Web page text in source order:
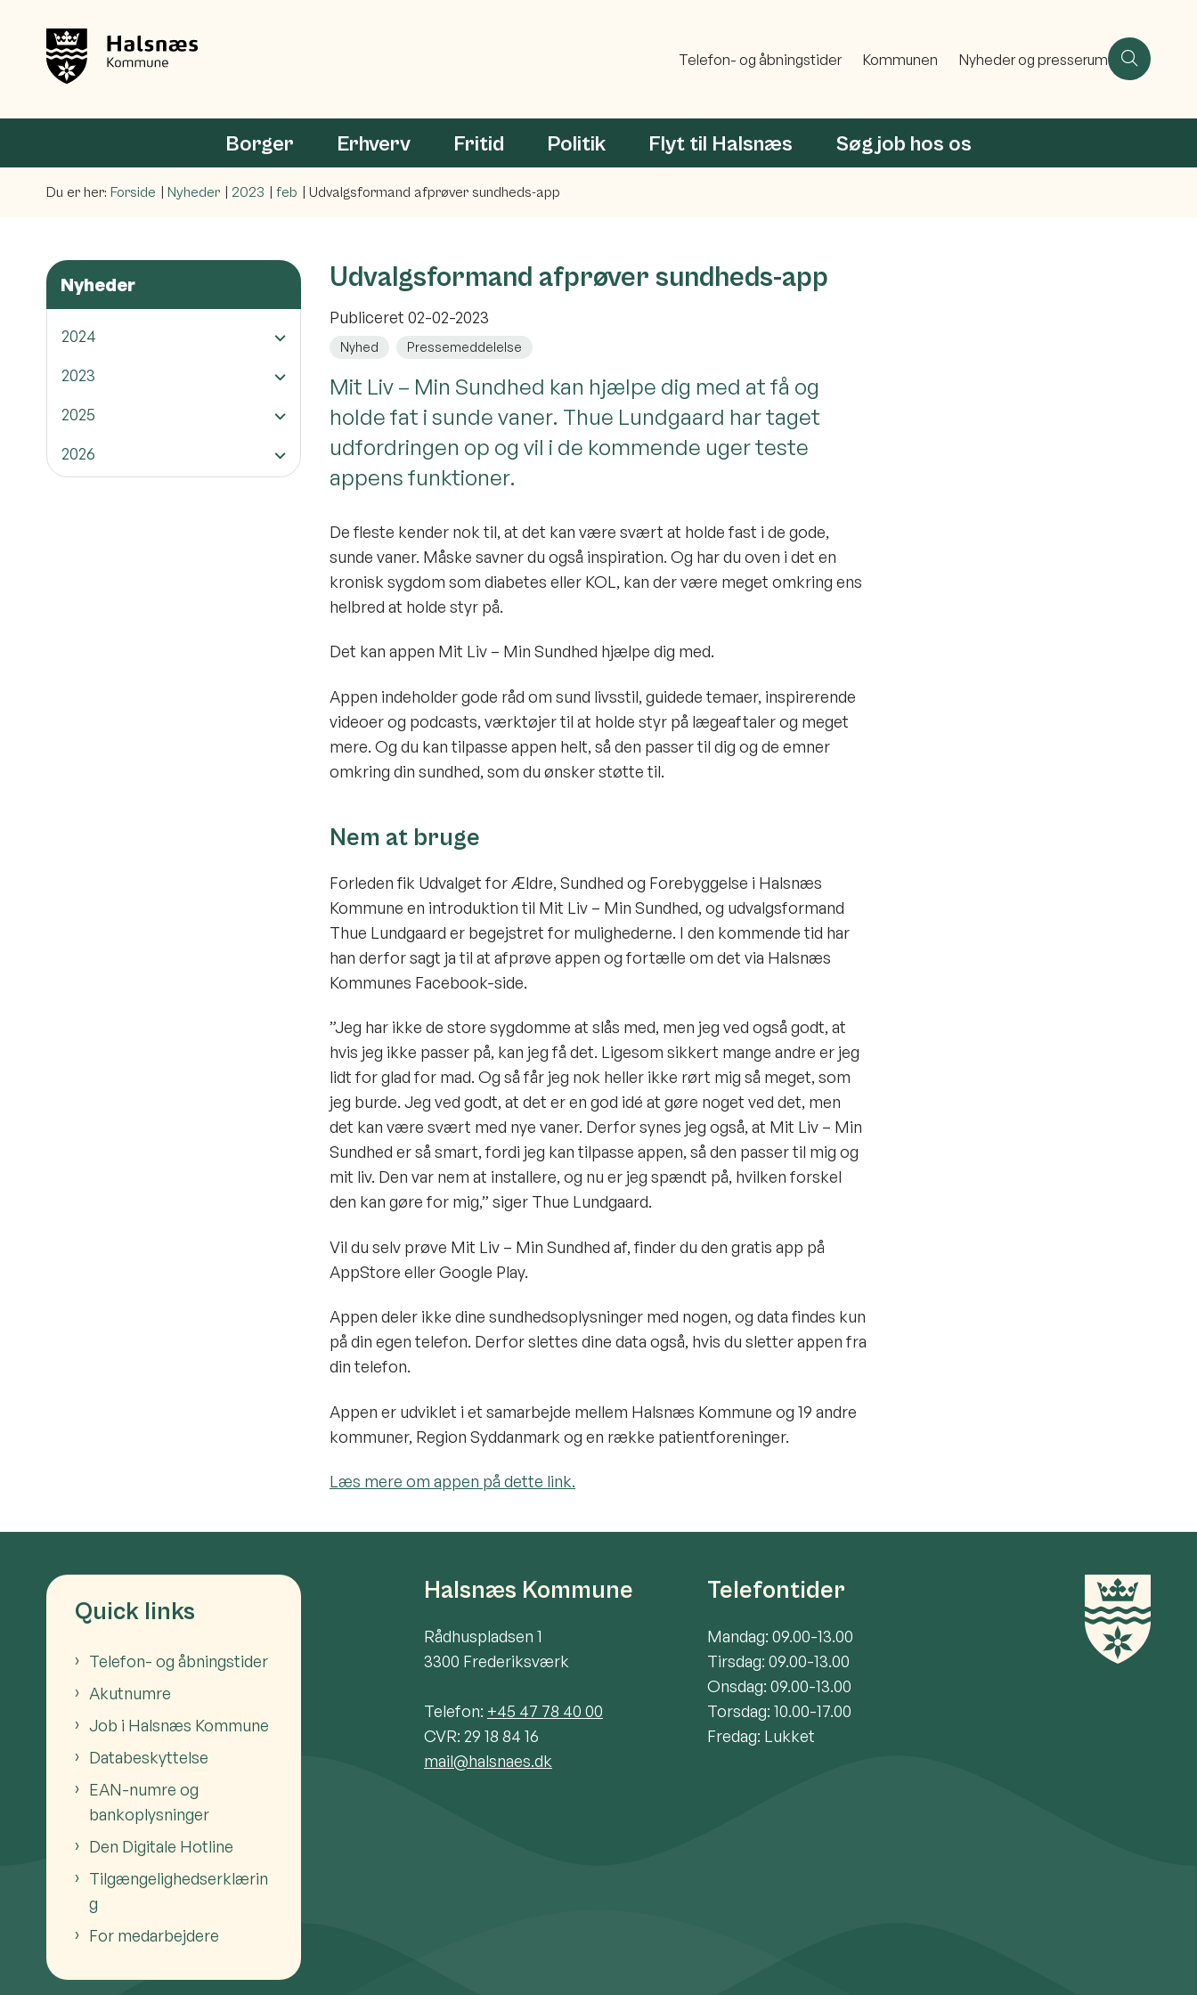
Telefon- og åbningstider Kommunen Nyheder og presserum
Borger Erhverv Fritid Politik Flyt til Halsnæs Søg job hos os
Du er her: Forside Nyheder 2023 feb Udvalgsformand afprøver sundheds-app
Nyheder
2024
2023
2025
2026
Udvalgsformand afprøver sundheds-app
Publiceret 02-02-2023
Nyhed Pressemeddelelse
Mit Liv – Min Sundhed kan hjælpe dig med at få og
holde fat i sunde vaner. Thue Lundgaard har taget
udfordringen op og vil i de kommende uger teste
appens funktioner.
De fleste kender nok til, at det kan være svært at holde fast i de gode,
sunde vaner. Måske savner du også inspiration. Og har du oven i det en
kronisk sygdom som diabetes eller KOL, kan der være meget omkring ens
helbred at holde styr på.
Det kan appen Mit Liv – Min Sundhed hjælpe dig med.
Appen indeholder gode råd om sund livsstil, guidede temaer, inspirerende
videoer og podcasts, værktøjer til at holde styr på lægeaftaler og meget
mere. Og du kan tilpasse appen helt, så den passer til dig og de emner
omkring din sundhed, som du ønsker støtte til.
Nem at bruge
Forleden fik Udvalget for Ældre, Sundhed og Forebyggelse i Halsnæs
Kommune en introduktion til Mit Liv – Min Sundhed, og udvalgsformand
Thue Lundgaard er begejstret for mulighederne. I den kommende tid har
han derfor sagt ja til at afprøve appen og fortælle om det via Halsnæs
Kommunes Facebook-side.
”Jeg har ikke de store sygdomme at slås med, men jeg ved også godt, at
hvis jeg ikke passer på, kan jeg få det. Ligesom sikkert mange andre er jeg
lidt for glad for mad. Og så får jeg nok heller ikke rørt mig så meget, som
jeg burde. Jeg ved godt, at det er en god idé at gøre noget ved det, men
det kan være svært med nye vaner. Derfor synes jeg også, at Mit Liv – Min
Sundhed er så smart, fordi jeg kan tilpasse appen, så den passer til mig og
mit liv. Den var nem at installere, og nu er jeg spændt på, hvilken forskel
den kan gøre for mig,” siger Thue Lundgaard.
Vil du selv prøve Mit Liv – Min Sundhed af, finder du den gratis app på
AppStore eller Google Play.
Appen deler ikke dine sundhedsoplysninger med nogen, og data findes kun
på din egen telefon. Derfor slettes dine data også, hvis du sletter appen fra
din telefon.
Appen er udviklet i et samarbejde mellem Halsnæs Kommune og 19 andre
kommuner, Region Syddanmark og en række patientforeninger.
Læs mere om appen på dette link.
Quick links
Telefon- og åbningstider
Akutnumre
Job i Halsnæs Kommune
Databeskyttelse
EAN-numre og
bankoplysninger
Den Digitale Hotline
Tilgængelighedserklærin
g
For medarbejdere
Halsnæs Kommune
Rådhuspladsen 1
3300 Frederiksværk
Telefon: +45 47 78 40 00
CVR: 29 18 84 16
mail@halsnaes.dk
Telefontider
Mandag: 09.00-13.00
Tirsdag: 09.00-13.00
Onsdag: 09.00-13.00
Torsdag: 10.00-17.00
Fredag: Lukket